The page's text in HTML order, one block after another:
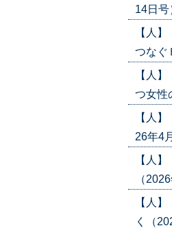
14日号
【人
つなぐ
【人
つ女性
【人
26年4
【人
（
【人
く（